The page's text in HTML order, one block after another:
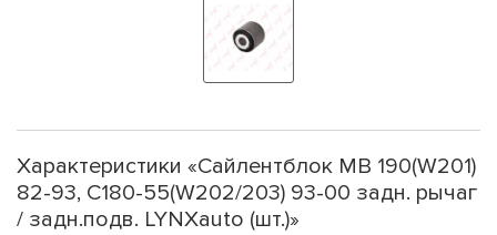
Характеристики «Сайлентблок MB 190(W201)
82-93, C180-55(W202/203) 93-00 задн. рычаг
/ задн.подв. LYNXauto (шт.)»